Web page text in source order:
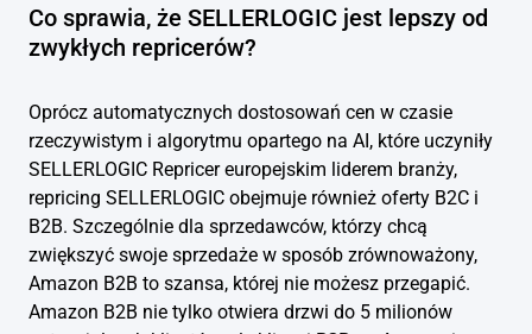
Co sprawia, że SELLERLOGIC jest lepszy od
zwykłych repricerów?
Oprócz automatycznych dostosowań cen w czasie
rzeczywistym i algorytmu opartego na AI, które uczyniły
SELLERLOGIC Repricer europejskim liderem branży,
repricing SELLERLOGIC obejmuje również oferty B2C i
B2B. Szczególnie dla sprzedawców, którzy chcą
zwiększyć swoje sprzedaże w sposób zrównoważony,
Amazon B2B to szansa, której nie możesz przegapić.
Amazon B2B nie tylko otwiera drzwi do 5 milionów